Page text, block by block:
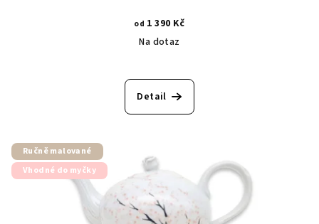
od 1 390 Kč
Na dotaz
Detail
Ručně malované
Vhodné do myčky